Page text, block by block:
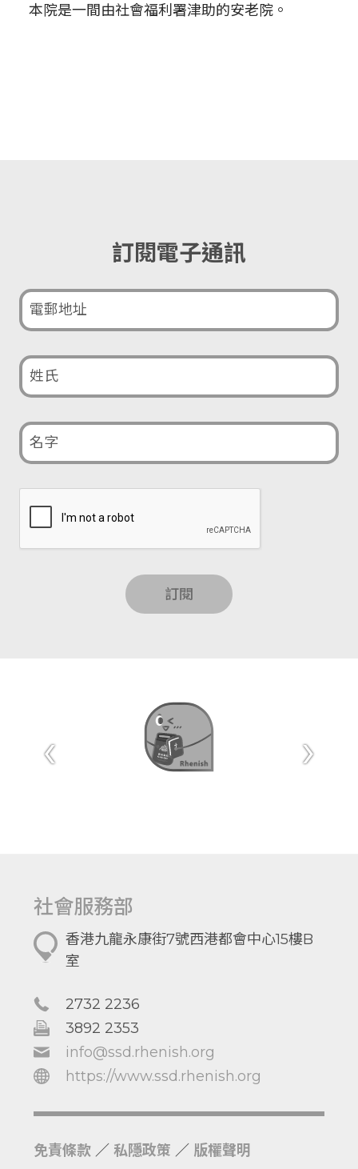
本院是一間由社會福利署津助的安老院。
訂閱電子通訊
訂閱
‹ ›
社會服務部
香港九龍永康街7號西港都會中心15樓B
室
2732 2236
3892 2353
info@ssd.rhenish.org
https://www.ssd.rhenish.org
免責條款 ／ 私隱政策 ／ 版權聲明